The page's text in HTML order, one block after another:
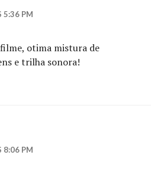
5:36 PM
otima mistura de
e trilha sonora!
8:06 PM